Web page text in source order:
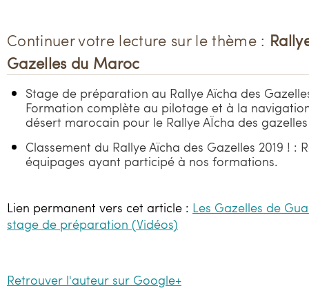
Continuer votre lecture sur le thème :
Gazelles du Maroc
Stage de préparation au Rallye Aïcha des
Formation complète au pilotage et à la
désert marocain pour le Rallye AÏcha des
Classement du Rallye Aïcha des Gazelles 2019 ! :
équipages ayant participé à nos formations.
Lien permanent vers cet article : Les Gazelles de
stage de préparation (Vidéos)
Retrouver l'auteur sur Google+